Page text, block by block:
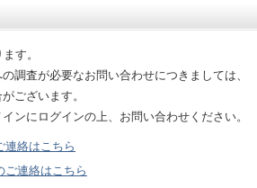
す。
調査が必要なお問い合わせにつきましては、
ございます。
ンにログインの上、お問い合わせください。
連絡はこちら
ご連絡はこちら